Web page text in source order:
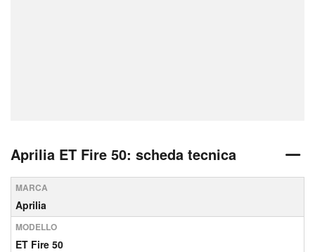
Aprilia ET Fire 50: scheda tecnica
MARCA
Aprilia
MODELLO
ET Fire 50